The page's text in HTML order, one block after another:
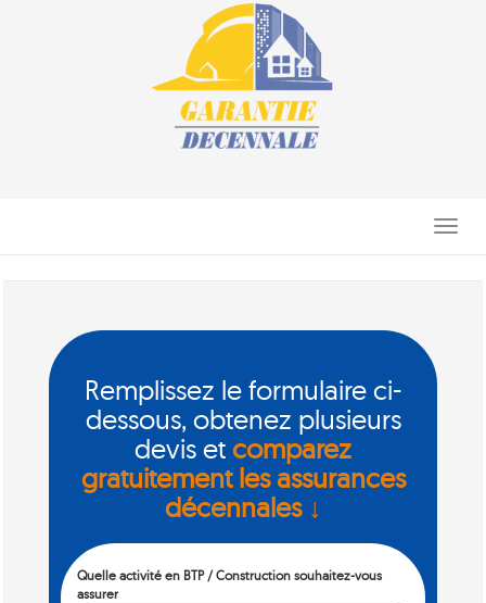
Toggle
Remplissez le formulaire ci-
dessous, obtenez plusieurs
devis etcomparez
gratuitement les assurances
décennales ↓
Quelle activité en BTP / Construction souhaitez-vous
assurer